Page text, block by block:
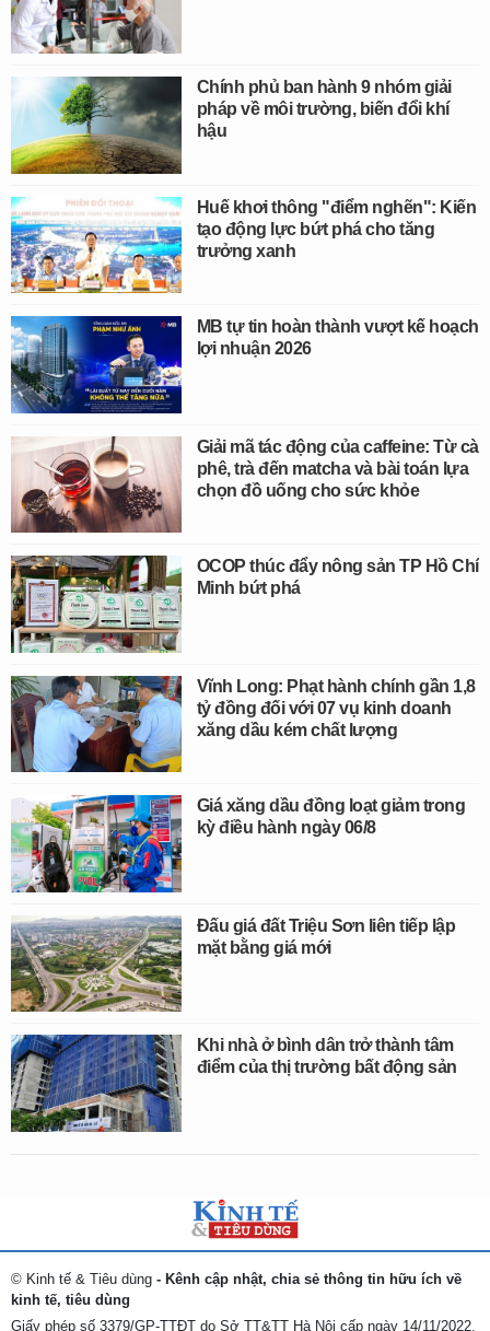
Chính phủ ban hành 9 nhóm giải
pháp về môi trường, biến đổi khí
hậu
Huế khơi thông "điểm nghẽn": Kiến
tạo động lực bứt phá cho tăng
trưởng xanh
MB tự tin hoàn thành vượt kế hoạch
lợi nhuận 2026
Giải mã tác động của caffeine: Từ cà
phê, trà đến matcha và bài toán lựa
chọn đồ uống cho sức khỏe
OCOP thúc đẩy nông sản TP Hồ Chí
Minh bứt phá
Vĩnh Long: Phạt hành chính gần 1,8
tỷ đồng đối với 07 vụ kinh doanh
xăng dầu kém chất lượng
Giá xăng dầu đồng loạt giảm trong
kỳ điều hành ngày 06/8
Đấu giá đất Triệu Sơn liên tiếp lập
mặt bằng giá mới
Khi nhà ở bình dân trở thành tâm
điểm của thị trường bất động sản
© Kinh tế & Tiêu dùng - Kênh cập nhật, chia sẻ thông tin hữu ích về
kinh tế, tiêu dùng
Giấy phép số 3379/GP-TTĐT do Sở TT&TT Hà Nội cấp ngày 14/11/2022.